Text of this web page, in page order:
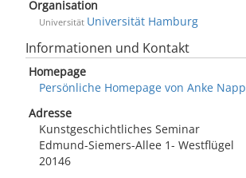
Organisation
Universität Universität Hamburg
Informationen und Kontakt
Homepage
Persönliche Homepage von Anke Napp
Adresse
Kunstgeschichtliches Seminar
Edmund-Siemers-Allee 1- Westflügel
20146